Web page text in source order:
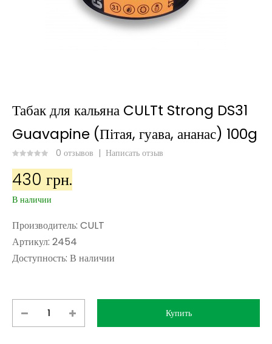
Табак для кальяна CULTt Strong DS31
Guavapine (Пітая, гуава, ананас) 100g
0 отзывов | Написать отзыв
430 грн.
В наличии
Производитель: CULT
Артикул: 2454
Доступность: В наличии